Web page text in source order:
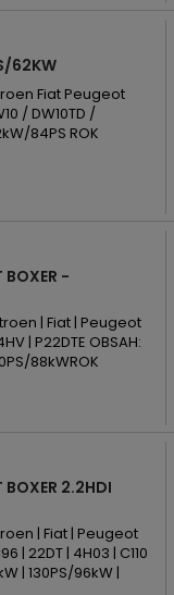
62KW
Fiat Peugeot
/ DW10TD /
84PS ROK
BOXER -
| Fiat | Peugeot
| P22DTE OBSAH:
88kWROK
BOXER 2.2HDI
| Fiat | Peugeot
| 22DT | 4H03 | C110
| 130PS/96kW |